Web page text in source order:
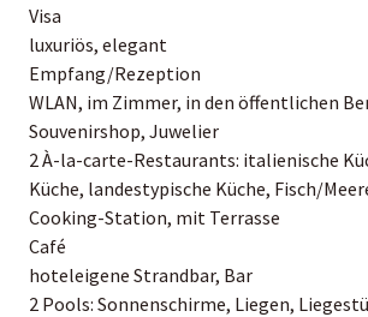
Visa
luxuriös, elegant
Empfang/Rezeption
WLAN, im Zimmer, in den öffentlichen
Souvenirshop, Juwelier
2 À-la-carte-Restaurants: italienische
Küche, landestypische Küche, Fisch/
Cooking-Station, mit Terrasse
Café
hoteleigene Strandbar, Bar
2 Pools: Sonnenschirme, Liegen,